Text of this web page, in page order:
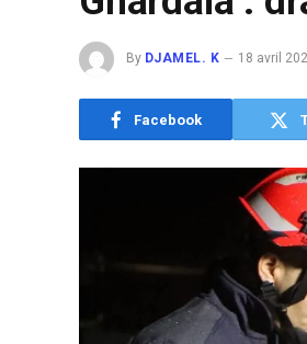
By DJAMEL. K 18 avril
Facebook